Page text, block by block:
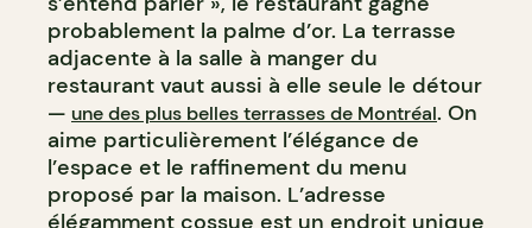
probablement la palme d’or. La terrasse
adjacente à la salle à manger du
restaurant vaut aussi à elle seule le détour
— une des plus belles terrasses de Montréal. On
aime particulièrement l’élégance de
l’espace et le raffinement du menu
proposé par la maison. L’adresse
élégamment cossue est un endroit unique